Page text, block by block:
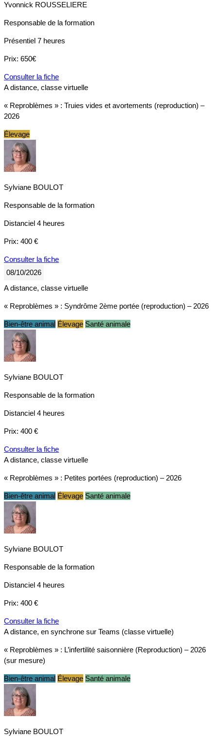
Yvonnick ROUSSELIERE
Responsable de la formation
Présentiel 7 heures
Prix: 650€
Consulter la fiche
A distance, classe virtuelle
« Reproblèmes » : Truies vides et avortements (reproduction) –
2026
Élevage
Sylviane BOULOT
Responsable de la formation
Distanciel 4 heures
Prix: 400 €
Consulter la fiche
08/10/2026
A distance, classe virtuelle
« Reproblèmes » : Syndrôme 2ème portée (reproduction) – 2026
Bien-être animal Élevage Santé animale
Sylviane BOULOT
Responsable de la formation
Distanciel 4 heures
Prix: 400 €
Consulter la fiche
A distance, classe virtuelle
« Reproblèmes » : Petites portées (reproduction) – 2026
Bien-être animal Élevage Santé animale
Sylviane BOULOT
Responsable de la formation
Distanciel 4 heures
Prix: 400 €
Consulter la fiche
A distance, en synchrone sur Teams (classe virtuelle)
« Reproblèmes » : L’infertilité saisonnière (Reproduction) – 2026
(sur mesure)
Bien-être animal Élevage Santé animale
Sylviane BOULOT